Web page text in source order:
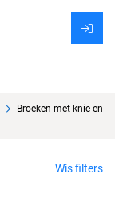
Broeken met knie en
Wis filters